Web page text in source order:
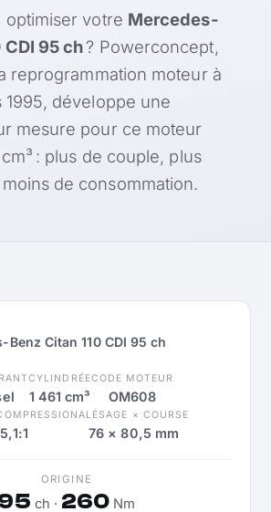
optimiser votre Mercedes-
CDI 95 ch? Powerconcept,
reprogrammation moteur à
développe une
mesure pour ce moteur
: plus de couple, plus
de consommation.
Benz Citan 110 CDI 95 ch
CYLINDRÉE
1 461 cm³
CODE MOTEUR
OM608
ALÉSAGE × COURSE
76 × 80,5 mm
ORIGINE
ch · 260 Nm